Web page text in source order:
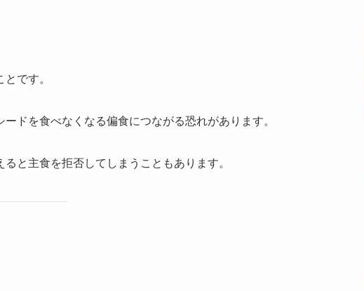
です。
ドを食べなくなる偏食につながる恐れがあります。
と主食を拒否してしまうこともあります。